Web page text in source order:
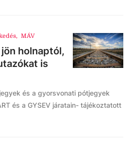
, MÁV
holnaptól,
is
és a gyorsvonati pótjegyek
és a GYSEV járatain- tájékoztatott